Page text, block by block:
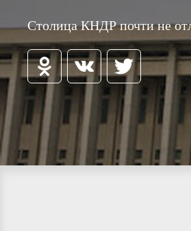
Столица КНДР почти не